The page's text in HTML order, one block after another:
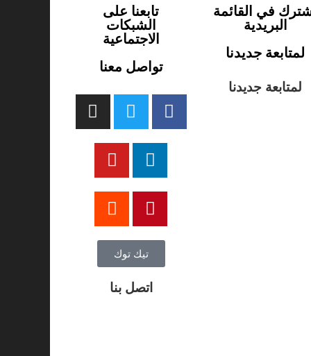
في القائمة
البريدية
لمتابعة جديدنا
لمتابعة جديدنا
تابعنا على
الشبكات
الاجتماعية
تواصل معنا
تيك توك
اتصل بنا